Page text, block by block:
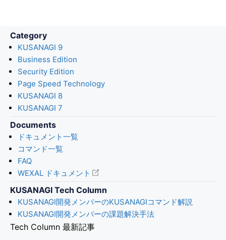
Category
KUSANAGI 9
Business Edition
Security Edition
Page Speed Technology
KUSANAGI 8
KUSANAGI 7
Documents
ドキュメント一覧
コマンド一覧
FAQ
WEXAL ドキュメント
KUSANAGI Tech Column
KUSANAGI開発メンバーのKUSANAGIコマンド解説
KUSANAGI開発メンバーの課題解決手法
Tech Column 最新記事